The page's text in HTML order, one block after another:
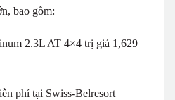
bao gồm:
2.3L AT 4×4 trị giá 1,629
phí tại Swiss-Belresort